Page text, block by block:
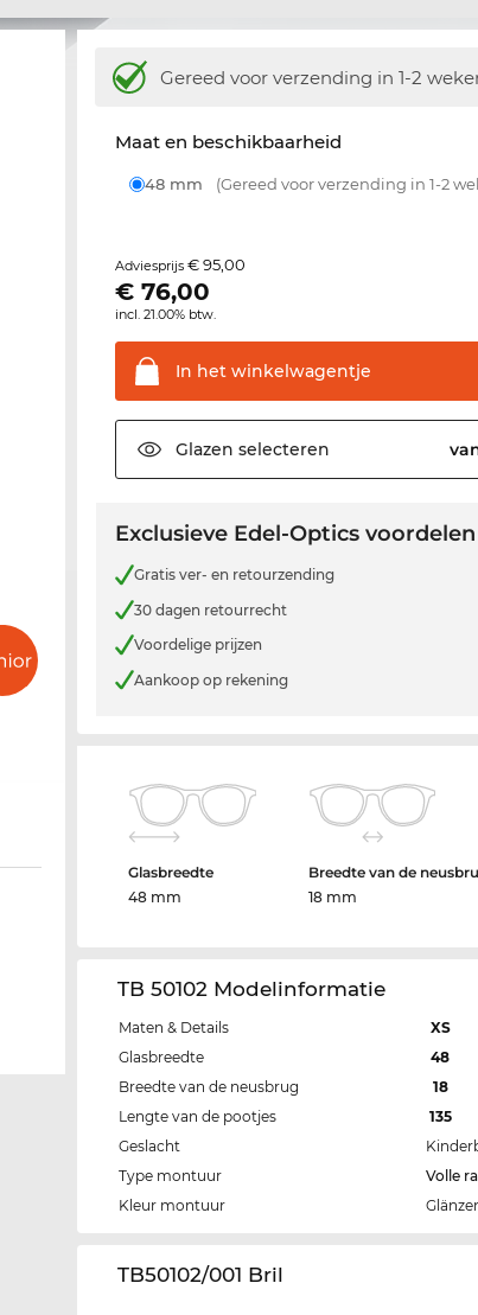
Gereed voor verzending in 1-2
Maat en beschikbaarheid
48 mm (Gereed voor verzending in 1-2
Adviesprijs€ 95,00
€76,00
incl. 21.00% btw.
In het winkelwagentje
Glazen selecteren
Exclusieve Edel-Optics voordelen
Gratis ver- en retourzending
30 dagen retourrecht
Voordelige prijzen
Aankoop op rekening
Glasbreedte
48 mm
Breedte van de
18 mm
TB 50102 Modelinformatie
Maten & Details
XS
Glasbreedte
48
Breedte van de neusbrug
18
Lengte van de pootjes
135
Geslacht
Type montuur
Volle
Kleur montuur
‌TB50102/001 Bril